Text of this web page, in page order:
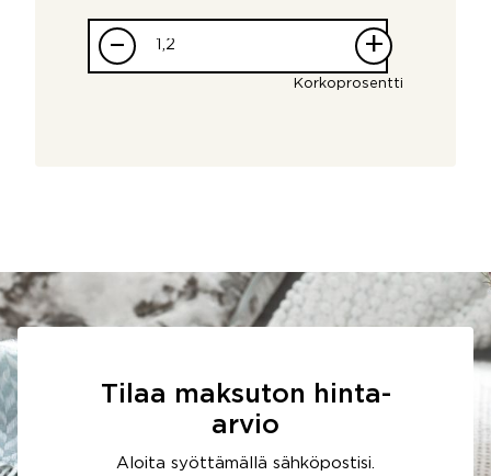
– +
Korkoprosentti
Tilaa maksuton hinta-
arvio
Aloita syöttämällä sähköpostisi.